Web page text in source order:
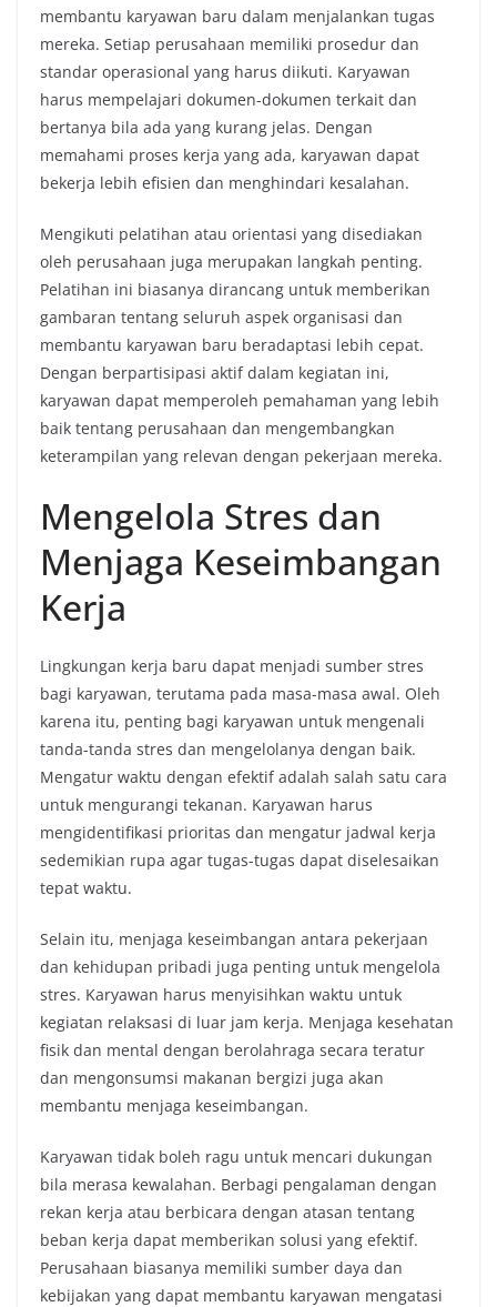
membantu karyawan baru dalam menjalankan tugas
mereka. Setiap perusahaan memiliki prosedur dan
standar operasional yang harus diikuti. Karyawan
harus mempelajari dokumen-dokumen terkait dan
bertanya bila ada yang kurang jelas. Dengan
memahami proses kerja yang ada, karyawan dapat
bekerja lebih efisien dan menghindari kesalahan.
Mengikuti pelatihan atau orientasi yang disediakan
oleh perusahaan juga merupakan langkah penting.
Pelatihan ini biasanya dirancang untuk memberikan
gambaran tentang seluruh aspek organisasi dan
membantu karyawan baru beradaptasi lebih cepat.
Dengan berpartisipasi aktif dalam kegiatan ini,
karyawan dapat memperoleh pemahaman yang lebih
baik tentang perusahaan dan mengembangkan
keterampilan yang relevan dengan pekerjaan mereka.
Mengelola Stres dan
Menjaga Keseimbangan
Kerja
Lingkungan kerja baru dapat menjadi sumber stres
bagi karyawan, terutama pada masa-masa awal. Oleh
karena itu, penting bagi karyawan untuk mengenali
tanda-tanda stres dan mengelolanya dengan baik.
Mengatur waktu dengan efektif adalah salah satu cara
untuk mengurangi tekanan. Karyawan harus
mengidentifikasi prioritas dan mengatur jadwal kerja
sedemikian rupa agar tugas-tugas dapat diselesaikan
tepat waktu.
Selain itu, menjaga keseimbangan antara pekerjaan
dan kehidupan pribadi juga penting untuk mengelola
stres. Karyawan harus menyisihkan waktu untuk
kegiatan relaksasi di luar jam kerja. Menjaga kesehatan
fisik dan mental dengan berolahraga secara teratur
dan mengonsumsi makanan bergizi juga akan
membantu menjaga keseimbangan.
Karyawan tidak boleh ragu untuk mencari dukungan
bila merasa kewalahan. Berbagi pengalaman dengan
rekan kerja atau berbicara dengan atasan tentang
beban kerja dapat memberikan solusi yang efektif.
Perusahaan biasanya memiliki sumber daya dan
kebijakan yang dapat membantu karyawan mengatasi